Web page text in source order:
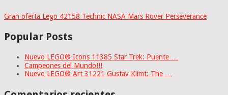
Gran oferta Lego 42158 Technic NASA Mars Rover Perseverance
Popular Posts
Nuevo LEGO® Icons 11385 Star Trek: Puente …
Campeones del Mundo!!!
Nuevo LEGO® Art 31221 Gustav Klimt: The …